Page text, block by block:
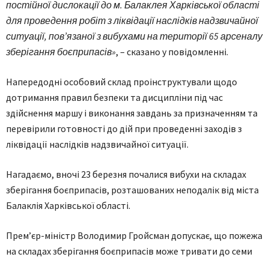
постійної дислокації до м. Балаклея Харківської області
для проведення робіт з ліквідації наслідків надзвичайної
ситуації, пов’язаної з вибухами на території 65 арсеналу
зберігання боєприпасів», – сказано у повідомленні.
Напередодні особовий склад проінструктували щодо
дотримання правил безпеки та дисципліни під час
здійснення маршу і виконання завдань за призначенням та
перевірили готовності до дій при проведенні заходів з
ліквідації наслідків надзвичайної ситуації.
Нагадаємо, вночі 23 березня почалися вибухи на складах
зберігання боєприпасів, розташованих неподалік від міста
Балаклія Харківської області.
Прем’єр-міністр Володимир Гройсман допускає, що пожежа
на складах зберігання боєприпасів може тривати до семи